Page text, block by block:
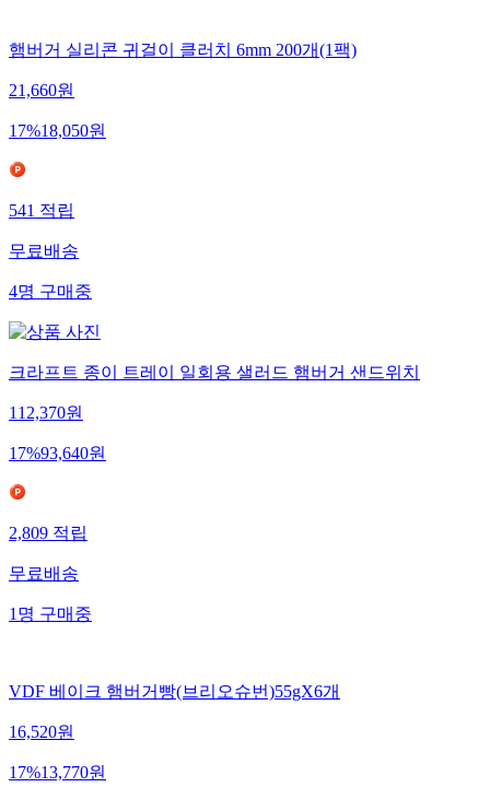
햄버거 실리콘 귀걸이 클러치 6mm 200개(1팩)
21,660원
17%18,050원
541적립
무료배송
4명구매중
크라프트 종이 트레이 일회용 샐러드 햄버거 샌드위치
112,370원
17%93,640원
2,809적립
무료배송
1명구매중
VDF 베이크 햄버거빵(브리오슈번)55gX6개
16,520원
17%13,770원